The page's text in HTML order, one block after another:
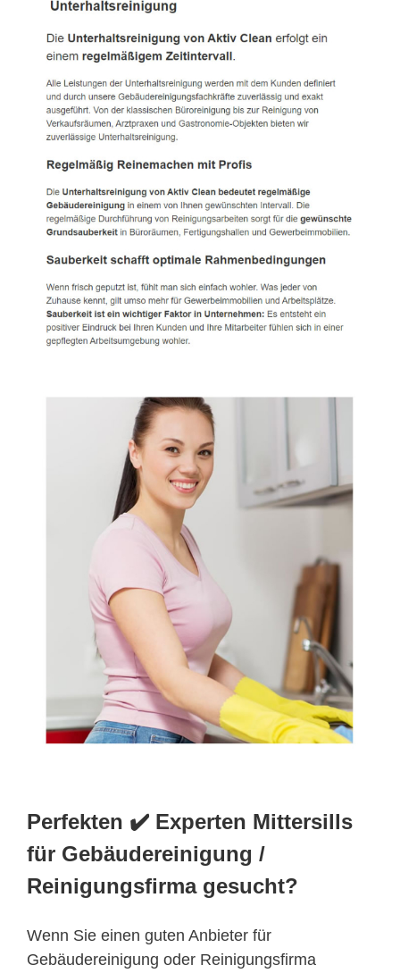
Perfekten ✔️ Experten Mittersills
für Gebäudereinigung /
Reinigungsfirma gesucht?
Wenn Sie einen guten Anbieter für
Gebäudereinigung oder Reinigungsfirma